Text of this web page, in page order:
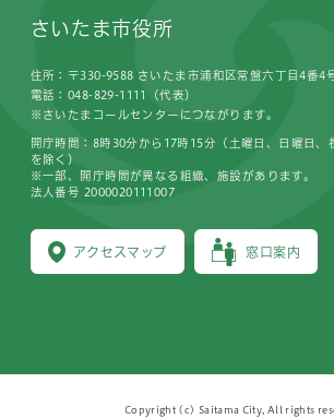
さいたま市役所
住所：〒330-9588 さいたま市浦和区常盤六丁目4番4
電話：048-829-1111（代表）
※さいたまコールセンターにつながります。
アクセスマップ 窓口案内
開庁時間：8時30分から17時15分（土曜日、日曜日、
を除く）
※一部、開庁時間が異なる組織、施設があります。
法人番号 2000020111007
Copyright (c) Saitama City, All rights